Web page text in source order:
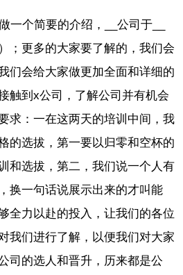
一个简要的介绍，__公司于__
；更多的大家要了解的，我们会
们会给大家做更加全面和详细的
触到x公司，了解公司并有机会
求：一在这两天的培训中间，我
的选拔，第一要以归零和空杯的
和选拔，第二，我们说一个人有
换一句话说展示出来的才叫能
全力以赴的投入，让我们的各位
我们进行了解，以便我们对大家
司的选人和晋升，历来都是公